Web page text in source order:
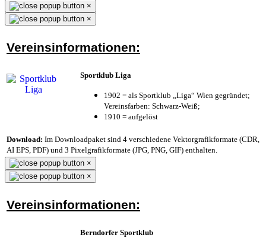
×
×
Vereinsinformationen:
Sportklub Liga
1902 = als Sportklub „Liga“ Wien gegründet;
Vereinsfarben: Schwarz-Weiß;
1910 = aufgelöst
Download: Im Downloadpaket sind 4 verschiedene Vektorgrafikformate (CDR,
AI EPS, PDF) und 3 Pixelgrafikformate (JPG, PNG, GIF) enthalten.
×
×
Vereinsinformationen:
Berndorfer Sportklub